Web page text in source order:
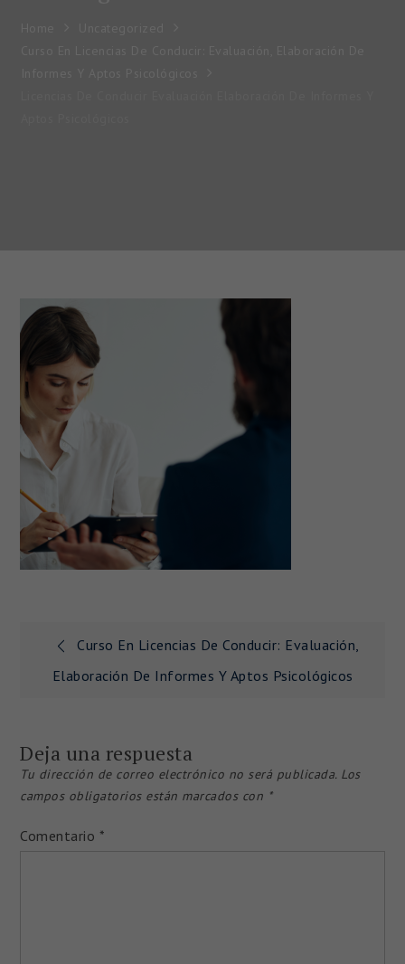
Navegación
entradas
Curso En Licencias De Conducir: Evaluación,
Elaboración De Informes Y Aptos Psicológicos
Deja una respuesta
Tu dirección de correo electrónico no será publicada. Los
campos obligatorios están marcados con *
Comentario *